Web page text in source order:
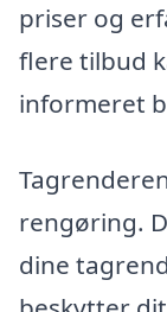
priser og
flere tilbud
informeret
rengøring.
dine